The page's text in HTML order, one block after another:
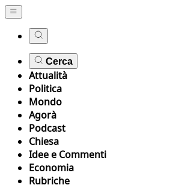
Cerca
Attualità
Politica
Mondo
Agorà
Podcast
Chiesa
Idee e Commenti
Economia
Rubriche